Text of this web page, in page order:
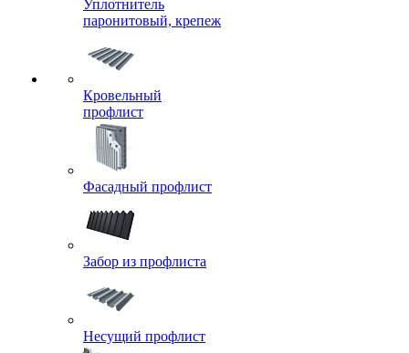
Уплотнитель
паронитовый, крепеж
Кровельный
профлист
Фасадный профлист
Забор из профлиста
Несущий профлист